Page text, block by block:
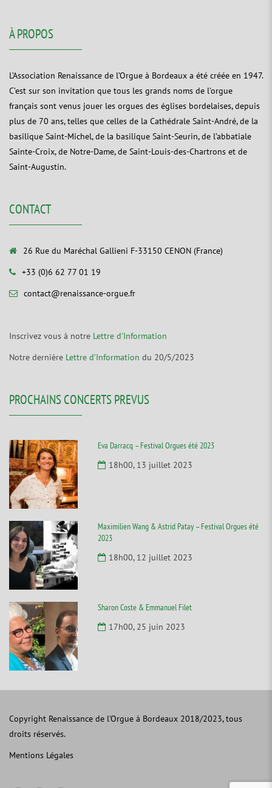
À PROPOS
L’Association Renaissance de l’Orgue à Bordeaux a été créée en 1947.
C’est sur son invitation que tous les grands noms de l’orgue
français sont venus jouer les orgues des églises bordelaises, depuis
plus de 70 ans, telles que celles de la Cathédrale Saint-André, de la
basilique Saint-Michel, de la basilique Saint-Seurin, de l’abbatiale
Sainte-Croix, de Notre-Dame, de Saint-Louis-des-Chartrons et de
Saint-Augustin.
CONTACT
26 Rue du Maréchal Gallieni F-33150 CENON (France)
+33 (0)6 62 77 01 19
contact@renaissance-orgue.fr
Inscrivez vous à notre Lettre d’Information
Notre dernière Lettre d’Information du 20/5/2023
PROCHAINS CONCERTS PREVUS
Eva Darracq – Festival Orgues été 2023
18h00, 13 juillet 2023
Maximilien Wang & Astrid Patay – Festival Orgues été
2023
18h00, 12 juillet 2023
Sharon Coste & Emmanuel Filet
17h00, 25 juin 2023
Copyright Renaissance de l'Orgue à Bordeaux 2018/2023, tous
droits réservés.
Mentions Légales